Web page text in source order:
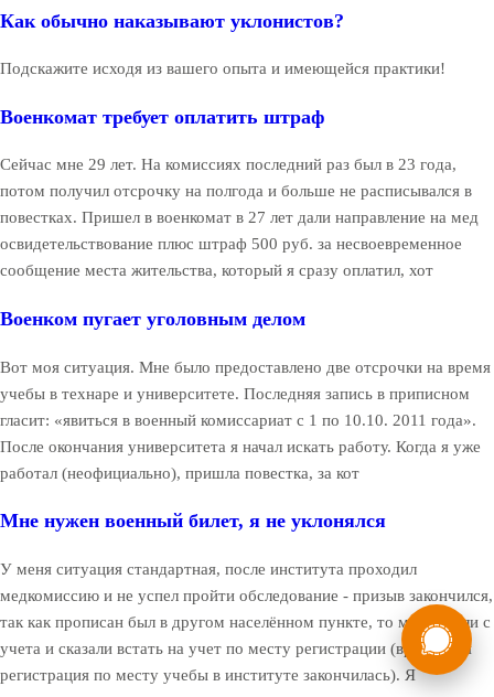
Как обычно наказывают уклонистов?
Подскажите исходя из вашего опыта и имеющейся практики!
Военкомат требует оплатить штраф
Сейчас мне 29 лет. На комиссиях последний раз был в 23 года,
потом получил отсрочку на полгода и больше не расписывался в
повестках. Пришел в военкомат в 27 лет дали направление на мед
освидетельствование плюс штраф 500 руб. за несвоевременное
сообщение места жительства, который я сразу оплатил, хот
Военком пугает уголовным делом
Вот моя ситуация. Мне было предоставлено две отсрочки на время
учебы в технаре и университете. Последняя запись в приписном
гласит: «явиться в военный комиссариат с 1 по 10.10. 2011 года».
После окончания университета я начал искать работу. Когда я уже
работал (неофициально), пришла повестка, за кот
Мне нужен военный билет, я не уклонялся
У меня ситуация стандартная, после института проходил
медкомиссию и не успел пройти обследование - призыв закончился,
так как прописан был в другом населённом пункте, то меня сняли с
учета и сказали встать на учет по месту регистрации (временная
регистрация по месту учебы в институте закончилась). Я
Мы в
Бесплатная
консультация